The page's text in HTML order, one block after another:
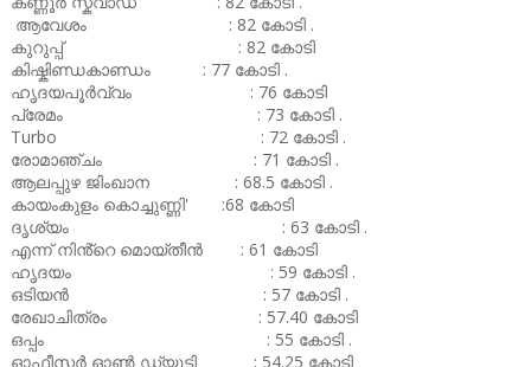
ആവേശം : 82 കോടി .
കുറുപ്പ് : 82 കോടി
കിഷ്കിണ്ഡകാണ്ഡം : 77 കോടി .
ഹൃദയപൂർവ്വം : 76 കോടി
പ്രേമം : 73 കോടി .
Turbo : 72 കോടി .
രോമാഞ്ചം : 71 കോടി .
ആലപ്പുഴ ജിംഖാന : 68.5 കോടി .
കായംകുളം കൊച്ചുണ്ണി' :68 കോടി
ദൃശ്യം : 63 കോടി .
എന്ന് നിൻ്റെ മൊയ്തീൻ : 61 കോടി
ഹൃദയം : 59 കോടി .
ഒടിയൻ : 57 കോടി .
രേഖാചിത്രം : 57.40 കോടി
ഒപ്പം : 55 കോടി .
ഓഫീസർ ഓൺ ഡ്യൂട്ടി : 54.25 കോടി